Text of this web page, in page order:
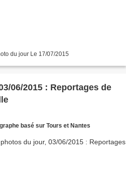
du jour Le 17/07/2015
06/2015 : Reportages de
basé sur Tours et Nantes